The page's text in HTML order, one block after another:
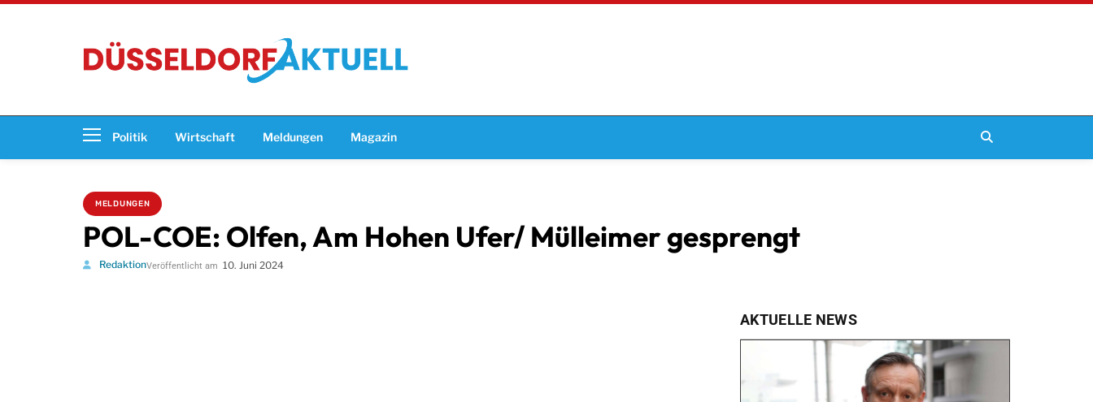
Politik Wirtschaft Meldungen Magazin
MELDUNGEN
POL-COE: Olfen, Am Hohen Ufer/ Mülleimer gesprengt
RedaktionVeröffentlicht am 10. Juni 2024
AKTUELLE NEWS